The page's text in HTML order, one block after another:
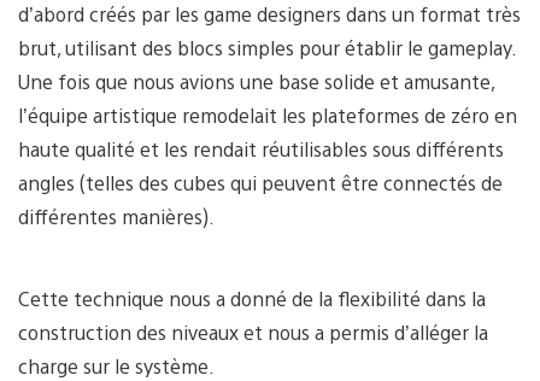
d’abord créés par les game designers dans un format très
brut, utilisant des blocs simples pour établir le gameplay.
Une fois que nous avions une base solide et amusante,
l’équipe artistique remodelait les plateformes de zéro en
haute qualité et les rendait réutilisables sous différents
angles (telles des cubes qui peuvent être connectés de
différentes manières).
Cette technique nous a donné de la flexibilité dans la
construction des niveaux et nous a permis d’alléger la
charge sur le système.